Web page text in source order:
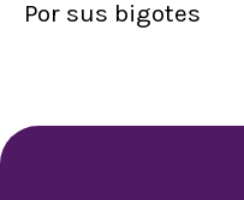
Por sus bigotes